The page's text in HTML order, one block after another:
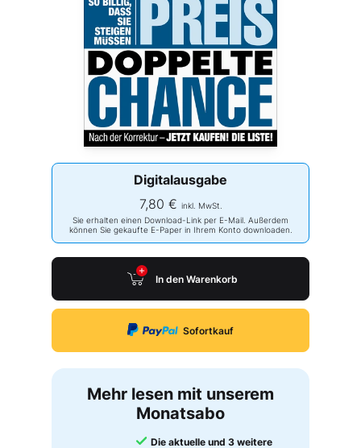
Digitalausgabe
7,80 € inkl. MwSt.
Sie erhalten einen Download-Link per E-Mail. Außerdem
können Sie gekaufte E-Paper in Ihrem Konto downloaden.
In den Warenkorb
Sofortkauf
Mehr lesen mit unserem
Monatsabo
Die aktuelle und 3 weitere